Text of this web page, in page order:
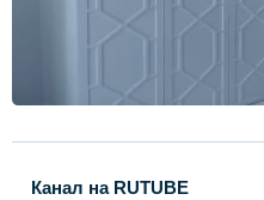
Канал на RUTUBE